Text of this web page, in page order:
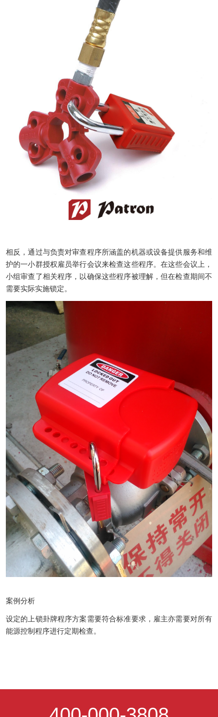
相反，通过与负责对审查程序所涵盖的机器或设备提供服务和维
护的一小群授权雇员举行会议来检查这些程序。在这些会议上，
小组审查了相关程序，以确保这些程序被理解，但在检查期间不
需要实际实施锁定。
案例分析
设定的上锁卦牌程序方案需要符合标准要求，雇主亦需要对所有
能源控制程序进行定期检查。